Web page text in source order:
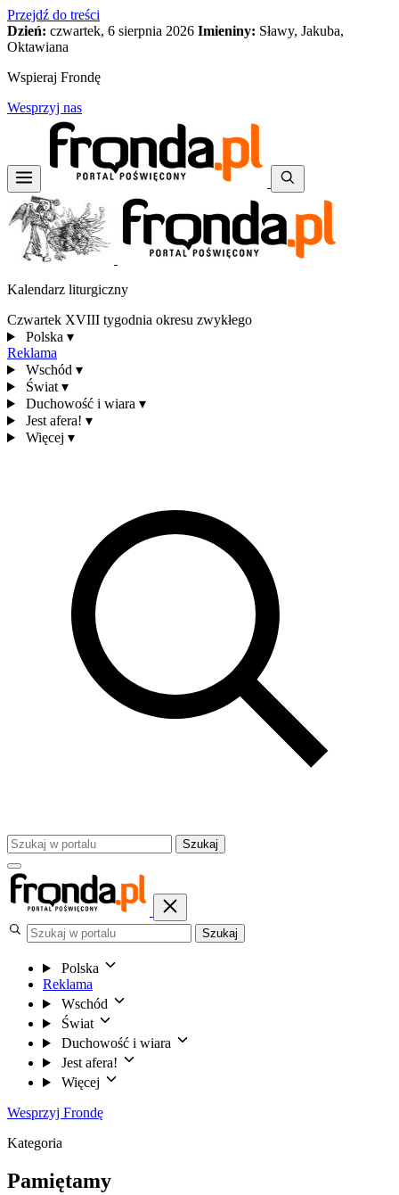
Przejdź do treści
Dzień: czwartek, 6 sierpnia 2026 Imieniny: Sławy, Jakuba,
Oktawiana
Wspieraj Frondę
Wesprzyj nas
Kalendarz liturgiczny
Czwartek XVIII tygodnia okresu zwykłego
Polska ▾
Reklama
Wschód ▾
Świat ▾
Duchowość i wiara ▾
Jest afera! ▾
Więcej ▾
Szukaj
Szukaj
Polska
Reklama
Wschód
Świat
Duchowość i wiara
Jest afera!
Więcej
Wesprzyj Frondę
Kategoria
Pamiętamy